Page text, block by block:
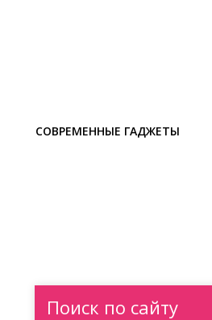
СОВРЕМЕННЫЕ ГАДЖЕТЫ
Поиск по сайту